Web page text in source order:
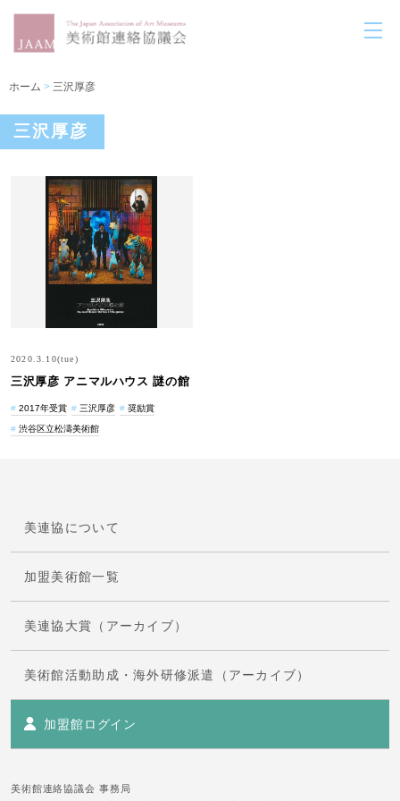
ホーム > 三沢厚彦
三沢厚彦
2020.3.10(tue)
三沢厚彦 アニマルハウス 謎の館
2017年受賞 三沢厚彦 奨励賞
渋谷区立松濤美術館
美連協について
加盟美術館一覧
美連協大賞（アーカイブ）
美術館活動助成・海外研修派遣（アーカイブ）
加盟館ログイン
美術館連絡協議会 事務局